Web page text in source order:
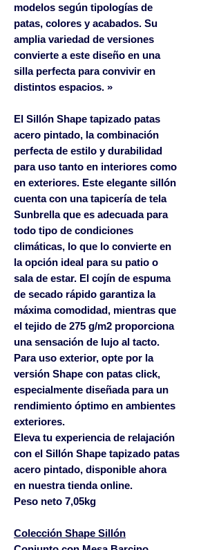
modelos según tipologías de
patas, colores y acabados. Su
amplia variedad de versiones
convierte a este diseño en una
silla perfecta para convivir en
distintos espacios. »
El Sillón Shape tapizado patas
acero pintado, la combinación
perfecta de estilo y durabilidad
para uso tanto en interiores como
en exteriores. Este elegante sillón
cuenta con una tapicería de tela
Sunbrella que es adecuada para
todo tipo de condiciones
climáticas, lo que lo convierte en
la opción ideal para su patio o
sala de estar. El cojín de espuma
de secado rápido garantiza la
máxima comodidad, mientras que
el tejido de 275 g/m2 proporciona
una sensación de lujo al tacto.
Para uso exterior, opte por la
versión Shape con patas click,
especialmente diseñada para un
rendimiento óptimo en ambientes
exteriores.
Eleva tu experiencia de relajación
con el Sillón Shape tapizado patas
acero pintado, disponible ahora
en nuestra tienda online.
Peso neto 7,05kg
Colección Shape Sillón